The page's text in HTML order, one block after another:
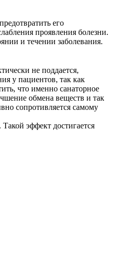
его
проявления болезни.
и течении заболевания.
не поддается,
у пациентов, так как
что именно санаторное
обмена веществ и так
сопротивляется самому
эффект достигается